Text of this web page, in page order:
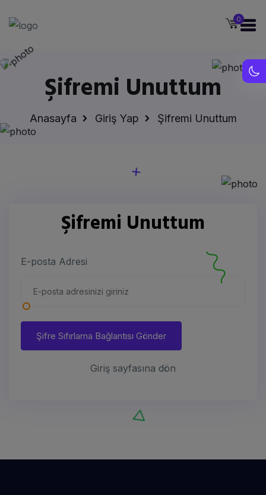
0
Şifremi Unuttum
Anasayfa Giriş Yap Şifremi Unuttum
Şifremi Unuttum
E-posta Adresi
Şifre Sıfırlama Bağlantısı Gönder
Giriş sayfasına dön